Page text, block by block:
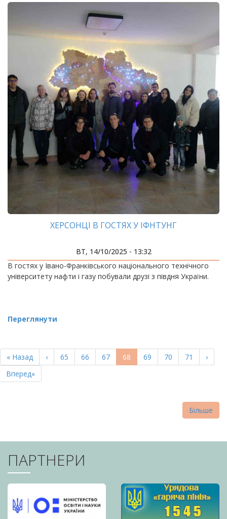
ХЕРСОНЦІ В ГОСТЯХ У ІФНТУНГ
ВТ, 14/10/2025 - 13:32
В гостях у Івано-Франківського національного технічного
університету нафти і газу побували друзі з півдня України.
Переглянути
НА
СТОРІНКИ
Перша
сторінка
« Назад
Попередня
сторінка
‹ Page
65 Page
66 Page
67
Поточна
сторінка
68 Page
69 Page
70 Page
71
›
Остання
сторінка
Вперед»
Більше
ПАРТНЕРИ